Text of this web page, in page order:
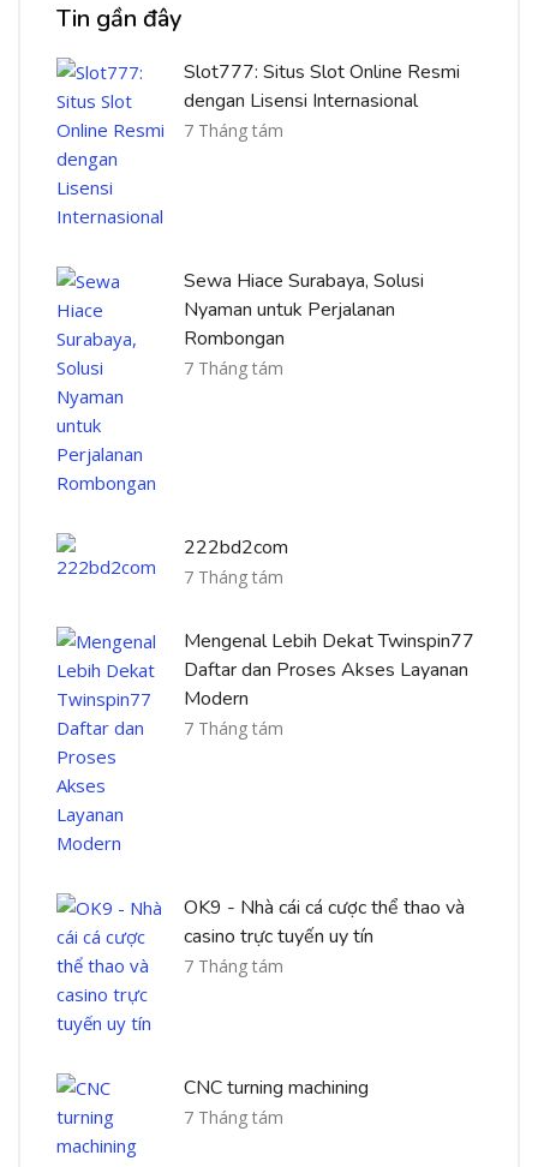
Tin gần đây
Slot777: Situs Slot Online Resmi
dengan Lisensi Internasional
7 Tháng tám
Sewa Hiace Surabaya, Solusi
Nyaman untuk Perjalanan
Rombongan
7 Tháng tám
222bd2com
7 Tháng tám
Mengenal Lebih Dekat Twinspin77
Daftar dan Proses Akses Layanan
Modern
7 Tháng tám
OK9 - Nhà cái cá cược thể thao và
casino trực tuyến uy tín
7 Tháng tám
CNC turning machining
7 Tháng tám